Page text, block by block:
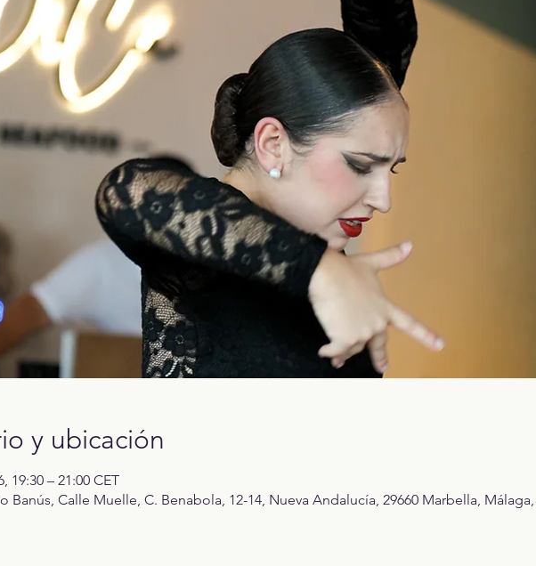
y ubicación
19:30 – 21:00 CET
Banús, Calle Muelle, C. Benabola, 12-14, Nueva Andalucía, 29660 Marbella,